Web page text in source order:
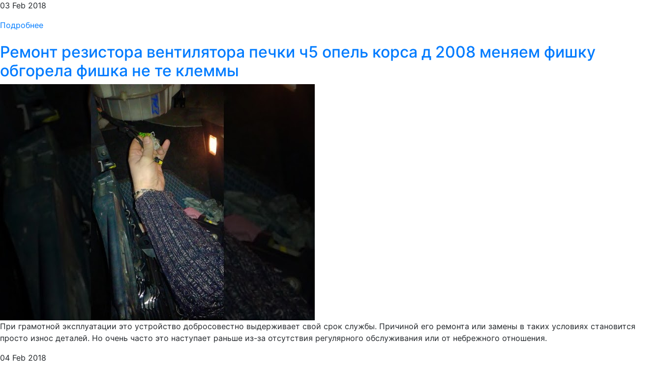
03 Feb 2018
Подробнее
Ремонт резистора вентилятора печки ч5 опель корса д 2008 меняем фишку
обгорела фишка не те клеммы
При грамотной эксплуатации это устройство добросовестно выдерживает свой срок службы. Причиной его ремонта или замены в таких условиях становится
просто износ деталей. Но очень часто это наступает раньше из-за отсутствия регулярного обслуживания или от небрежного отношения.
04 Feb 2018